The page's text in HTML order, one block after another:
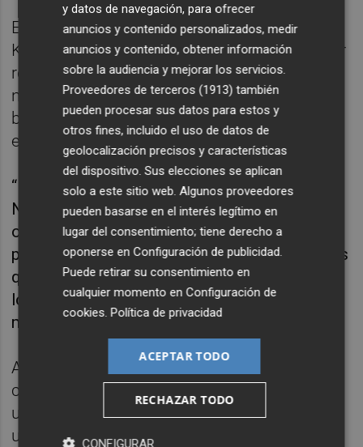
El técnico del Levante también explicó que
Kochorashvili está listo para jugar tras haber
regresado de la convocatoria con Georgia y
no quiso poner excusa alguna por las cinco
bajas con las que afronta el equipo el duelo
en Castellón.
“Es el momento de la plantilla y de los chicos.
Nos vamos a llevar gente del filial y es una
ocasión para todo el mundo para asomar la
patita y ver qué pelaje tenemos. No queremos
quejarnos, esta es la realidad del fútbol. Es
lógico que de vez en cuando haya lesiones”,
manifestó.
Además, Calero comentó que no sabe con
certeza cuándo podrá contar con Iborra, con
una fascitis plantar, pero explicó que con
unas plantillas que le han diseñado ha
y datos de navegación, para ofrecer
anuncios y contenido personalizados, medir
anuncios y contenido, obtener información
sobre la audiencia y mejorar los servicios.
Proveedores de terceros (1913) también
pueden procesar sus datos para estos y
otros fines, incluido el uso de datos de
geolocalización precisos y características
del dispositivo. Sus elecciones se aplican
solo a este sitio web. Algunos proveedores
pueden basarse en el interés legítimo en
lugar del consentimiento; tiene derecho a
oponerse enConfiguración de publicidad
Puede retirar su consentimiento en
cualquier momento enConfiguración de
cookies .Política de privacidad
ACEPTAR TODO
RECHAZAR TODO
CONFIGURAR